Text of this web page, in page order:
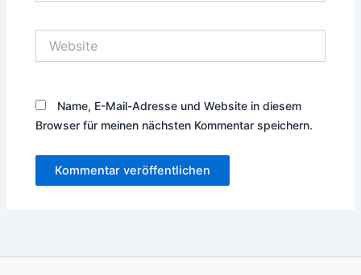
Name, E-Mail-Adresse und Website in diesem
Browser für meinen nächsten Kommentar speichern.